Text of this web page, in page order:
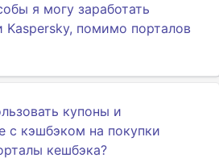
я могу заработать
Kaspersky, помимо порталов
купоны и
с кэшбэком на покупки
кешбэка?